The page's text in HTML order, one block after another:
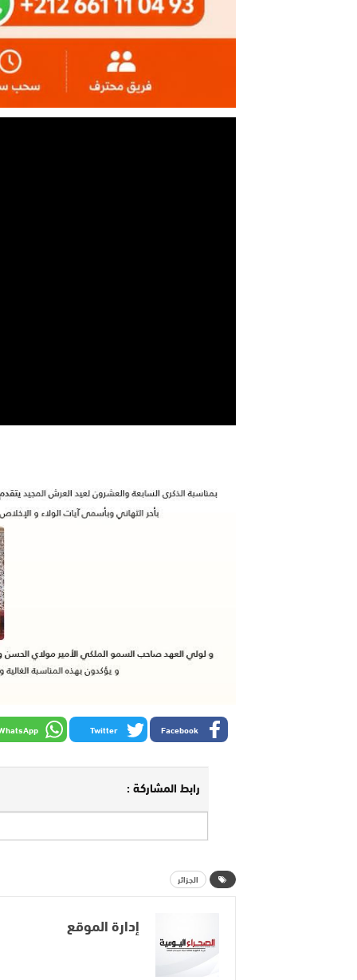
Facebook
Twitter
رابط المشاركة :
الجزائر
إدارة الموقع